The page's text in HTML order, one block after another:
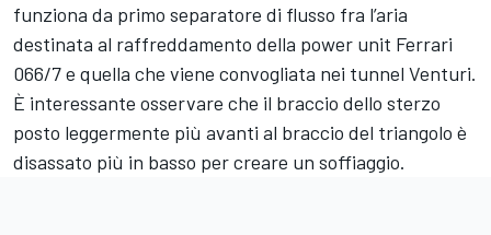
funziona da primo separatore di flusso fra l’aria
destinata al raffreddamento della power unit Ferrari
066/7 e quella che viene convogliata nei tunnel Venturi.
È interessante osservare che il braccio dello sterzo
posto leggermente più avanti al braccio del triangolo è
disassato più in basso per creare un soffiaggio.